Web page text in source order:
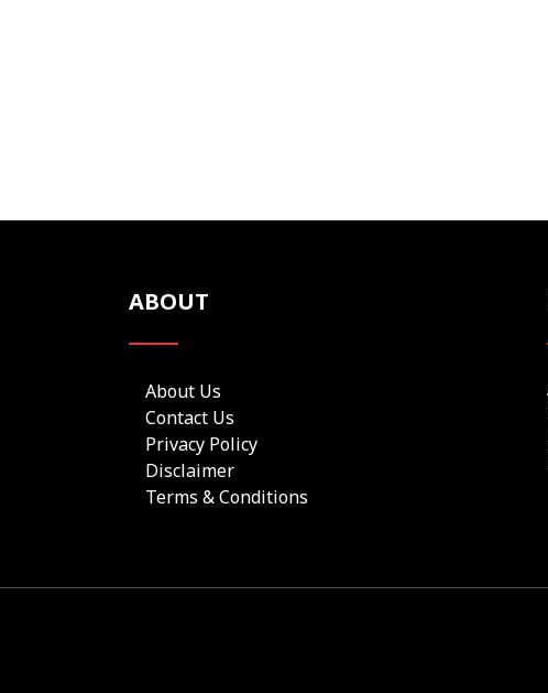
ABOUT
About Us
Contact Us
Privacy Policy
Disclaimer
Terms & Conditions